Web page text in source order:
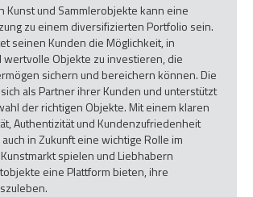
Kunst und Sammlerobjekte kann eine
zu einem diversifizierten Portfolio sein.
seinen Kunden die Möglichkeit, in
wertvolle Objekte zu investieren, die
sichern und bereichern können. Die
als Partner ihrer Kunden und unterstützt
der richtigen Objekte. Mit einem klaren
Authentizität und Kundenzufriedenheit
in Zukunft eine wichtige Rolle im
spielen und Liebhabern
eine Plattform bieten, ihre